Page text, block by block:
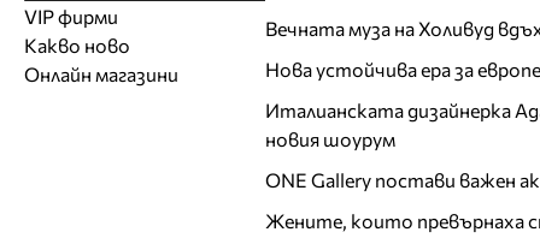
Вечната муза на Холивуд
Нова устойчива ера за
Италианската дизайнерка
новия шоурум
ONE Gallery постави важен
Жените, които превърнаха
Бански костюми
Модни дизайнери
Бутици
Обувки
Други аксесоари
Солариуми
Фитнес и здраве
Работа на ишлеме
CAD/CAM услуги
Модели
Образователни
Модни списания
Сватбени агенции
Магазини за дрехи
Магазини за обувки
Магазини за aксесоари
VIP фирми
Какво ново
Онлайн магазини